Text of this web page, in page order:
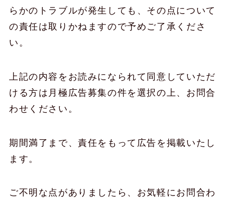
らかのトラブルが発生しても、その点について
の責任は取りかねますので予めご了承くださ
い。
上記の内容をお読みになられて同意していただ
ける方は月極広告募集の件を選択の上、お問合
わせください。
期間満了まで、責任をもって広告を掲載いたし
ます。
ご不明な点がありましたら、お気軽にお問合わ